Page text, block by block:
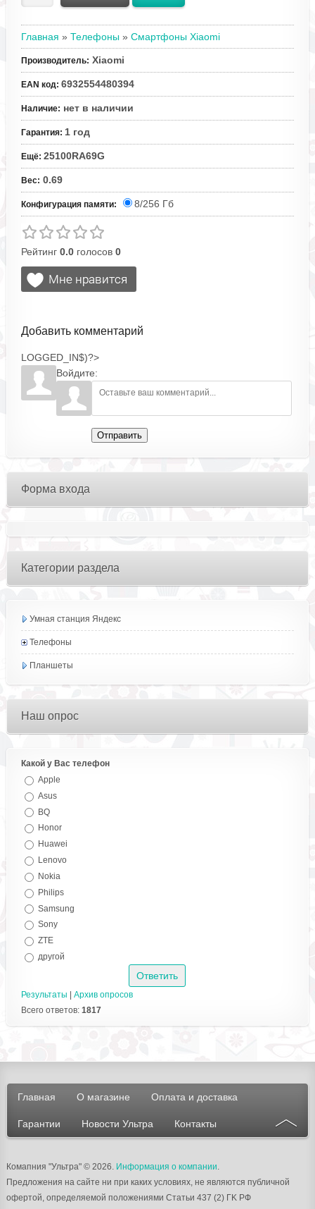
Главная » Телефоны » Смартфоны Xiaomi
Производитель: Xiaomi
EAN код: 6932554480394
Наличие: нет в наличии
Гарантия: 1 год
Ещё: 25100RA69G
Вес: 0.69
Конфигурация памяти: 8/256 Гб
Рейтинг 0.0голосов 0
Добавить комментарий
LOGGED_IN$)?>
Войдите:
Отправить
Форма входа
Категории раздела
Умная станция Яндекс
Телефоны
Планшеты
Наш опрос
Какой у Вас телефон
Apple
Asus
BQ
Honor
Huawei
Lenovo
Nokia
Philips
Samsung
Sony
ZTE
другой
Результаты
Архив опросов
Всего ответов: 1817
Главная О магазине Оплата и доставка
Гарантии Новости Ультра Контакты
Комапния "Ультра"© 2026. Информация о компании.
Предложения на сайте ни при каких условиях, не являются публичной
офертой, определяемой положениями Статьи 437 (2) ГK РФ